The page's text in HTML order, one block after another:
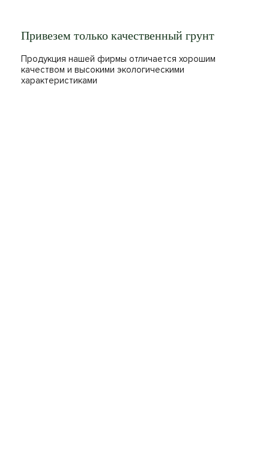
Привезем только качественный грунт
Продукция нашей фирмы отличается хорошим
качеством и высокими экологическими
характеристиками